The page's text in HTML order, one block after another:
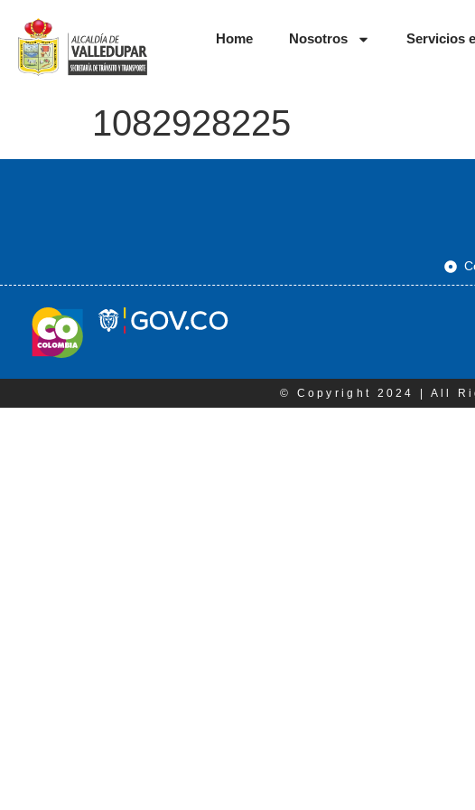
Home Nosotros Servicios
1082928225
© Copyright 2024 | All